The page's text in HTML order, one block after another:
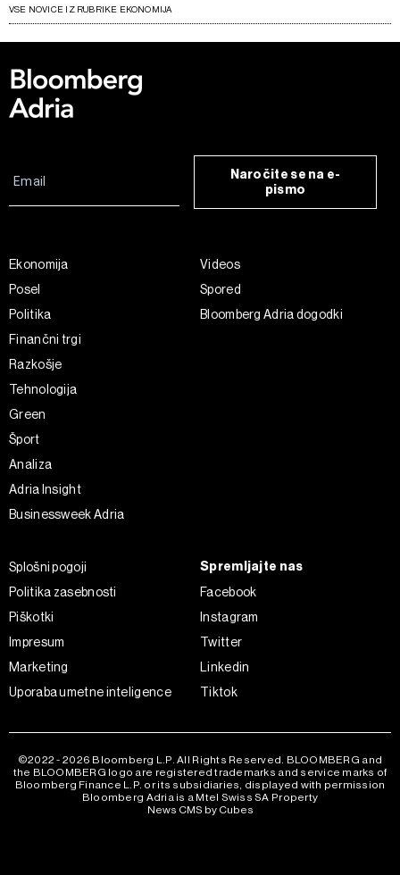
VSE NOVICE IZ RUBRIKE EKONOMIJA
Naročite se na e-
pismo
Ekonomija
Posel
Politika
Finančni trgi
Razkošje
Tehnologija
Green
Šport
Analiza
Adria Insight
Businessweek Adria
Videos
Spored
Bloomberg Adria dogodki
Splošni pogoji
Politika zasebnosti
Piškotki
Impresum
Marketing
Uporaba umetne inteligence
Spremljajte nas
Facebook
Instagram
Twitter
Linkedin
Tiktok
©2022 - 2026 Bloomberg L.P. All Rights Reserved. BLOOMBERG and
the BLOOMBERG logo are registered trademarks and service marks of
Bloomberg Finance L.P. or its subsidiaries, displayed with permission
Bloomberg Adria is a Mtel Swiss SA Property
News CMS by Cubes